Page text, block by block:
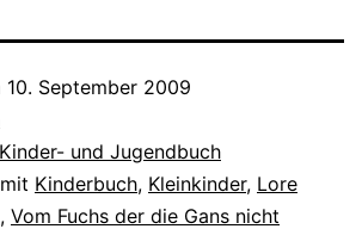
10. September 2009
Kinder- und Jugendbuch
Kinderbuch, Kleinkinder, Lore
, Vom Fuchs der die Gans nicht